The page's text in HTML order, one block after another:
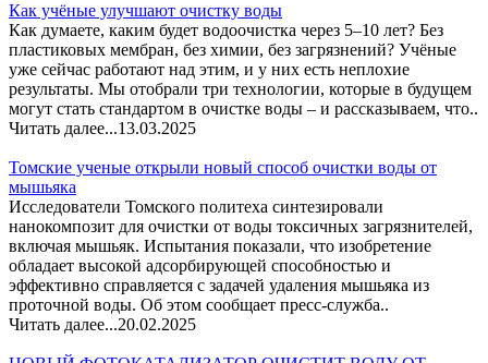
Как учёные улучшают очистку воды
Как думаете, каким будет водоочистка через 5–10 лет? Без
пластиковых мембран, без химии, без загрязнений? Учёные
уже сейчас работают над этим, и у них есть неплохие
результаты. Мы отобрали три технологии, которые в будущем
могут стать стандартом в очистке воды – и рассказываем, что..
Читать далее...13.03.2025
Томские ученые открыли новый способ очистки воды от
мышьяка
Исследователи Томского политеха синтезировали
нанокомпозит для очистки от воды токсичных загрязнителей,
включая мышьяк. Испытания показали, что изобретение
обладает высокой адсорбирующей способностью и
эффективно справляется с задачей удаления мышьяка из
проточной воды. Об этом сообщает пресс-служба..
Читать далее...20.02.2025